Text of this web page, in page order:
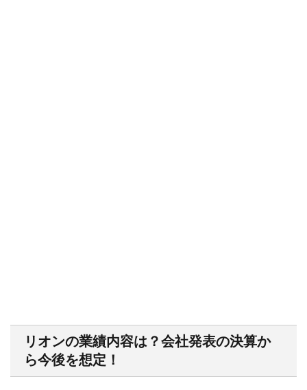
リオンの業績内容は？会社発表の決算か
ら今後を想定！